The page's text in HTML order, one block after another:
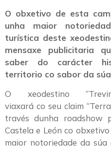
O obxetivo de esta
unha maior
turística deste
mensaxe publicitaria
saber do carácter
territorio co sabor da
O xeodestino
viaxará co seu claim
través dunha roadshow
Castela e León co
maior notoriedade da